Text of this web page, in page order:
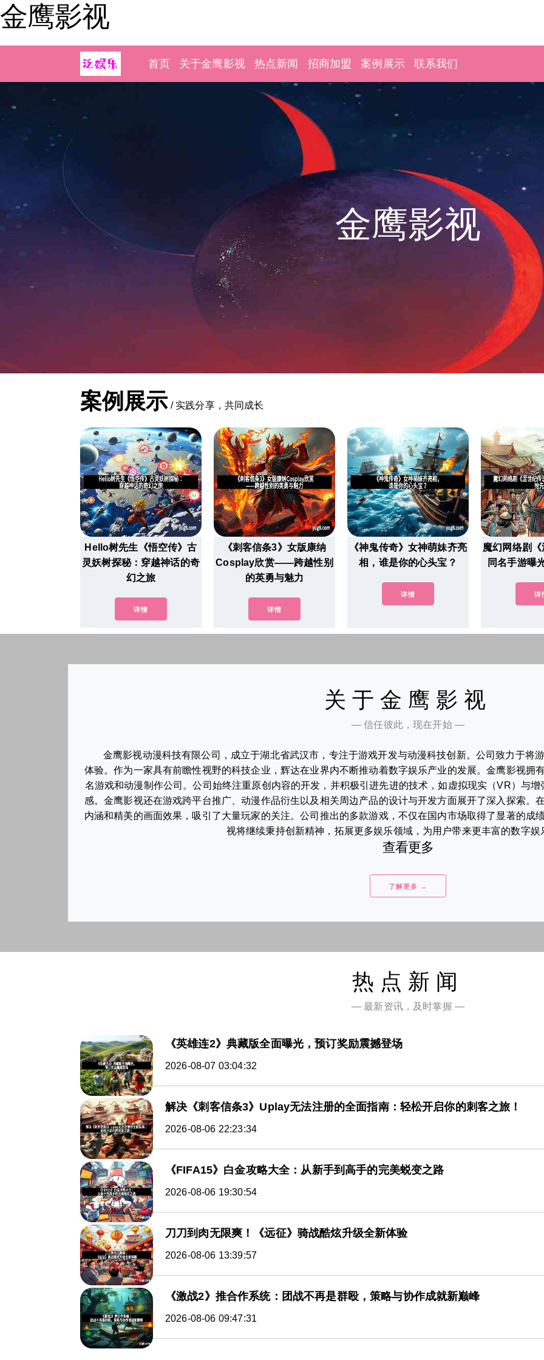
金鹰影视
首页 关于金鹰影视 热点新闻 招商加盟 案例展示 联系我们
金鹰影视
案例展示 / 实践分享，共同成长
Hello树先生《悟空传》古
灵妖树探秘：穿越神话的奇
幻之旅
详情
《刺客信条3》女版康纳
Cosplay欣赏——跨越性别
的英勇与魅力
详情
《神鬼传奇》女神萌妹齐亮
相，谁是你的心头宝？
详情
魔幻网络剧
同名手游曝
详
关于金鹰影视
— 信任彼此，现在开始 —
金鹰影视动漫科技有限公司，成立于湖北省武汉市，专注于游戏开发与动漫科技创新。公司致力于将
体验。作为一家具有前瞻性视野的科技企业，辉达在业界内不断推动着数字娱乐产业的发展。金鹰影视拥
名游戏和动漫制作公司。公司始终注重原创内容的开发，并积极引进先进的技术，如虚拟现实（VR）与
感。金鹰影视还在游戏跨平台推广、动漫作品衍生以及相关周边产品的设计与开发方面展开了深入探索。
内涵和精美的画面效果，吸引了大量玩家的关注。公司推出的多款游戏，不仅在国内市场取得了显著的成
视将继续秉持创新精神，拓展更多娱乐领域，为用户带来更丰富的数字娱
查看更多
了解更多 →
热点新闻
— 最新资讯，及时掌握 —
《英雄连2》典藏版全面曝光，预订奖励震撼登场
2026-08-07 03:04:32
解决《刺客信条3》Uplay无法注册的全面指南：轻松开启你的刺客之旅！
2026-08-06 22:23:34
《FIFA15》白金攻略大全：从新手到高手的完美蜕变之路
2026-08-06 19:30:54
刀刀到肉无限爽！《远征》骑战酷炫升级全新体验
2026-08-06 13:39:57
《激战2》推合作系统：团战不再是群殴，策略与协作成就新巅峰
2026-08-06 09:47:31